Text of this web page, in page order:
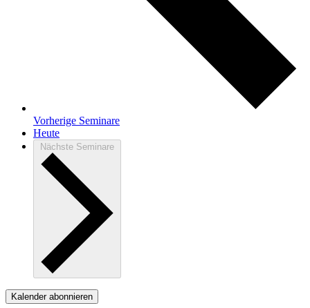
Vorherige Seminare
Heute
Nächste Seminare
Kalender abonnieren